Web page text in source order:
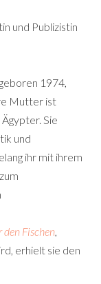
und Publizistin
1974,
Mutter ist
Sie
und
ihr mit ihrem
zum
den Fischen,
erhielt sie den